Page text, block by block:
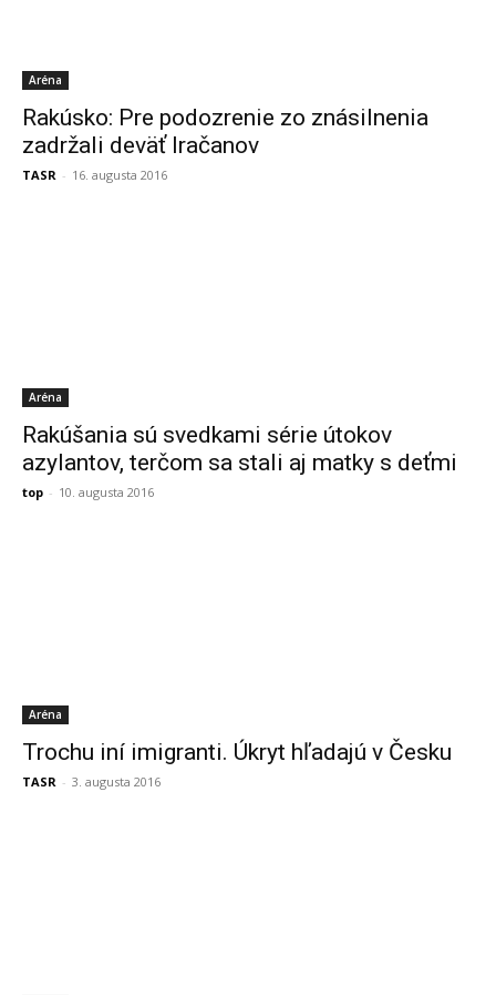
Aréna
Rakúsko: Pre podozrenie zo znásilnenia
zadržali deväť Iračanov
TASR - 16. augusta 2016
Aréna
Rakúšania sú svedkami série útokov
azylantov, terčom sa stali aj matky s deťmi
top - 10. augusta 2016
Aréna
Trochu iní imigranti. Úkryt hľadajú v Česku
TASR - 3. augusta 2016